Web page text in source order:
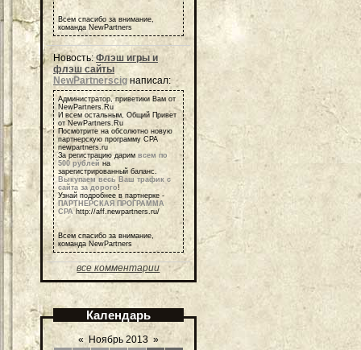
Всем спасибо за внимание,
команда NewPartners
Новость:Флэш игры и
флэш сайты
NewPartnerscig написал:
Администратор, приветики Вам от
NewPartners.Ru
И всем остальным, Общий Привет
от NewPartners.Ru
Посмотрите на обсолютно новую
партнерскую программу СРА
newpartners.ru
За регистрацию дарим всем по
500 рублей на
зарегистрированный баланс.
Выкупаем весь Ваш трафик с
сайта за дорого!
Узнай подробнее в партнерке -
ПАРТНЕРСКАЯ ПРОГРАММА
СРАhttp://aff.newpartners.ru/
Всем спасибо за внимание,
команда NewPartners
все комментарии
Календарь
« Ноябрь 2013 »